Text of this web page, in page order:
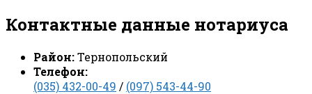
Контактные данные нотариуса
Район:Тернопольский
Телефон:
(035) 432-00-49 / (097) 543-44-90